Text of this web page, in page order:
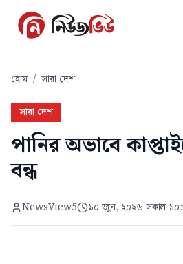
হোম / সারা দেশ
সারা দেশ
পানির অভাবে
বন্ধ
NewsView5 ১০ জুন, ২০২৬ সকাল